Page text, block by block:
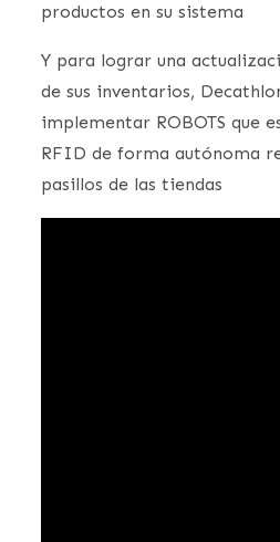
productos en su sistema
Y para lograr una
de sus inventarios,
implementar ROBOTS que
RFID de forma autónoma
pasillos de las tiendas